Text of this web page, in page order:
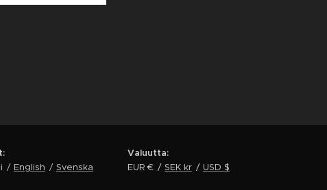
English Svenska
Valuutta
EUR €
SEK kr USD $